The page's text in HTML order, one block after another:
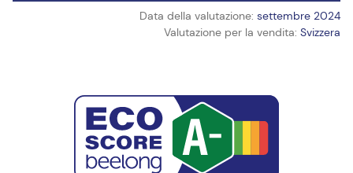
Data della valutazione: settembre 2024
Valutazione per la vendita: Svizzera